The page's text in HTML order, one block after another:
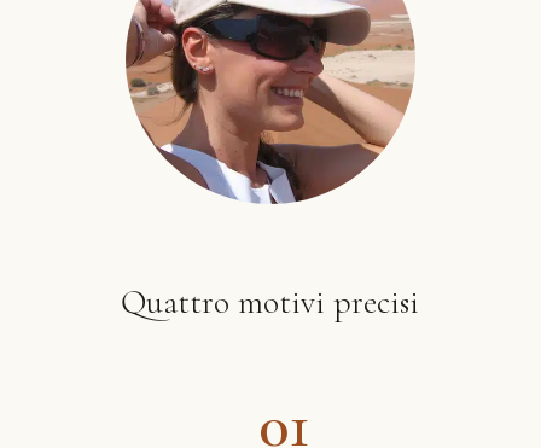
Quattro motivi precisi
01